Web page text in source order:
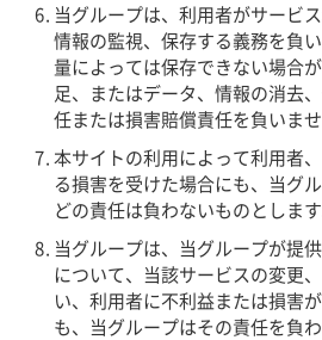
当グループは、利用者がサービ
情報の監視、保存する義務を負
量によっては保存できない場合
足、またはデータ、情報の消去
任または損害賠償責任を負いませ
本サイトの利用によって利用者
る損害を受けた場合にも、当グ
どの責任は負わないものとします
当グループは、当グループが提
について、当該サービスの変更
い、利用者に不利益または損害
も、当グループはその責任を負